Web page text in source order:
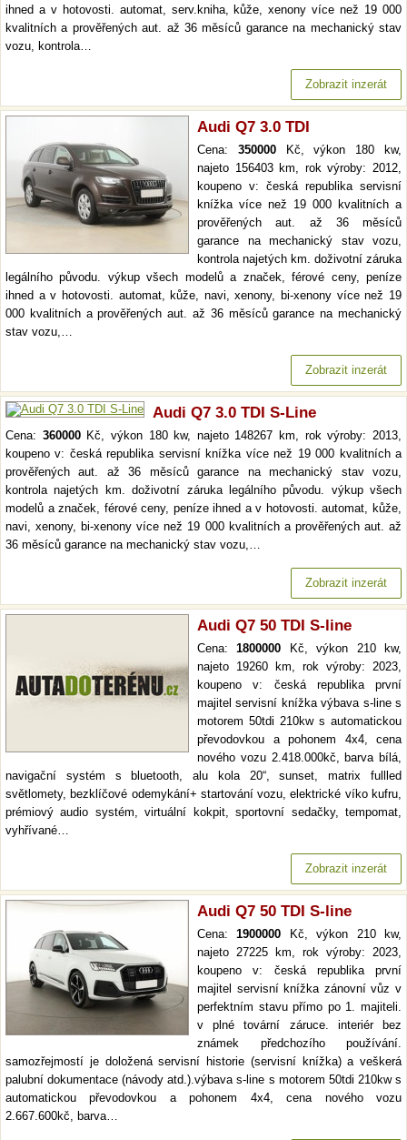
ihned a v hotovosti. automat, serv.kniha, kůže, xenony více než 19 000
kvalitních a prověřených aut. až 36 měsíců garance na mechanický stav
vozu, kontrola…
Zobrazit inzerát
Audi Q7 3.0 TDI
Cena: 350000Kč, výkon 180 kw,
najeto 156403 km, rok výroby: 2012,
koupeno v: česká republika servisní
knížka více než 19 000 kvalitních a
prověřených aut. až 36 měsíců
garance na mechanický stav vozu,
kontrola najetých km. doživotní záruka
legálního původu. výkup všech modelů a značek, férové ceny, peníze
ihned a v hotovosti. automat, kůže, navi, xenony, bi-xenony více než 19
000 kvalitních a prověřených aut. až 36 měsíců garance na mechanický
stav vozu,…
Zobrazit inzerát
Audi Q7 3.0 TDI S-Line
Cena: 360000Kč, výkon 180 kw, najeto 148267 km, rok výroby: 2013,
koupeno v: česká republika servisní knížka více než 19 000 kvalitních a
prověřených aut. až 36 měsíců garance na mechanický stav vozu,
kontrola najetých km. doživotní záruka legálního původu. výkup všech
modelů a značek, férové ceny, peníze ihned a v hotovosti. automat, kůže,
navi, xenony, bi-xenony více než 19 000 kvalitních a prověřených aut. až
36 měsíců garance na mechanický stav vozu,…
Zobrazit inzerát
Audi Q7 50 TDI S-line
Cena:1800000 Kč, výkon 210 kw,
najeto 19260 km, rok výroby: 2023,
koupeno v: česká republika první
majitel servisní knížka výbava s-line s
motorem 50tdi 210kw s automatickou
převodovkou a pohonem 4x4, cena
nového vozu 2.418.000kč, barva bílá,
navigační systém s bluetooth, alu kola 20“, sunset, matrix fullled
světlomety, bezklíčové odemykání+ startování vozu, elektrické víko kufru,
prémiový audio systém, virtuální kokpit, sportovní sedačky, tempomat,
vyhřívané…
Zobrazit inzerát
Audi Q7 50 TDI S-line
Cena:1900000 Kč, výkon 210 kw,
najeto 27225 km, rok výroby: 2023,
koupeno v: česká republika první
majitel servisní knížka zánovní vůz v
perfektním stavu přímo po 1. majiteli.
v plné tovární záruce. interiér bez
známek předchozího používání.
samozřejmostí je doložená servisní historie (servisní knížka) a veškerá
palubní dokumentace (návody atd.).výbava s-line s motorem 50tdi 210kw s
automatickou převodovkou a pohonem 4x4, cena nového vozu
2.667.600kč, barva…